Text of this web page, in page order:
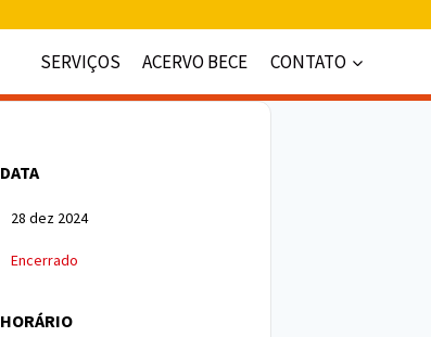
SERVIÇOS
ACERVO BECE CONTATO
DATA
28 dez 2024
Encerrado
HORÁRIO